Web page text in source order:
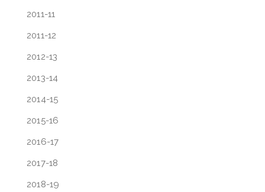
2011-11
2011-12
2012-13
2013-14
2014-15
2015-16
2016-17
2017-18
2018-19